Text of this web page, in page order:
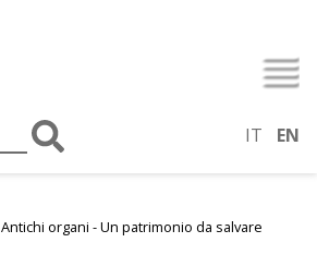
IT EN
Antichi organi - Un patrimonio da salvare